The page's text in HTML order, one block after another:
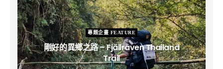
專題企畫 FEATURE
剛好的異鄉之路 – Fjällräven Thailand
Trail